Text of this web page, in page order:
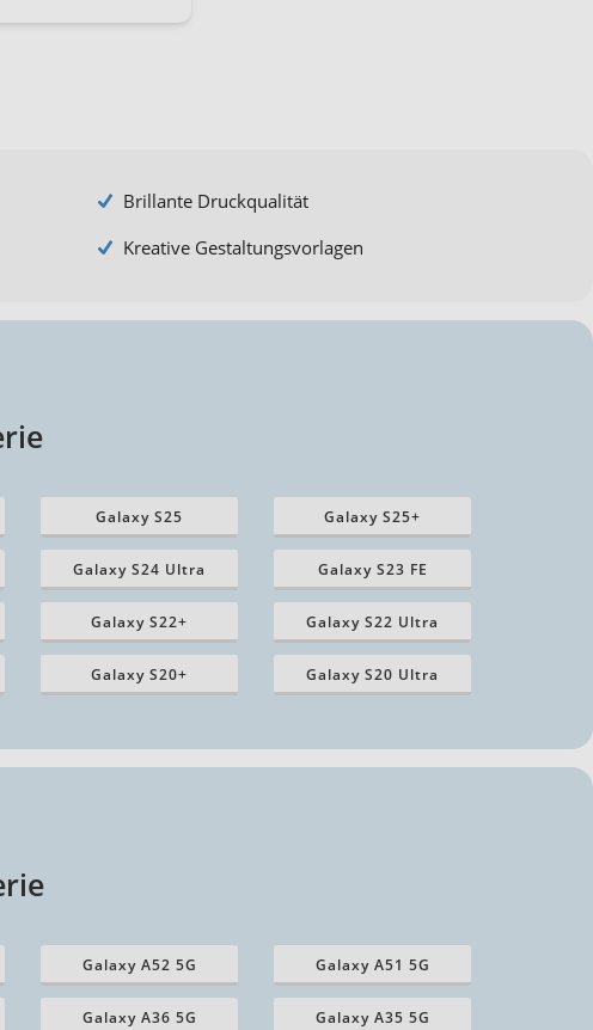
Brillante Druckqualität
Kreative Gestaltungsvorlagen
Galaxy S25 Galaxy S25+
Galaxy S24 Ultra Galaxy S23 FE
Galaxy S22+ Galaxy S22 Ultra
Galaxy S20+ Galaxy S20 Ultra
Galaxy A52 5G Galaxy A51 5G
Galaxy A36 5G Galaxy A35 5G